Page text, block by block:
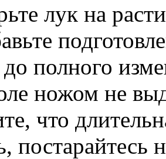
лук на
полного
ножом не
что
постарайтесь